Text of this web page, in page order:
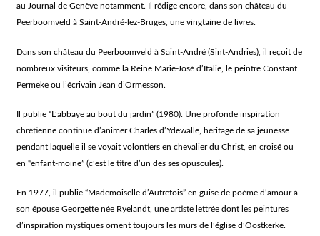
au Journal de Genève notamment. Il rédige encore, dans son château du
Peerboomveld à Saint-André-lez-Bruges, une vingtaine de livres.
Dans son château du Peerboomveld à Saint-André (Sint-Andries), il reçoit de
nombreux visiteurs, comme la Reine Marie-José d’Italie, le peintre Constant
Permeke ou l’écrivain Jean d’Ormesson.
Il publie “L’abbaye au bout du jardin” (1980). Une profonde inspiration
chrétienne continue d’animer Charles d’Ydewalle, héritage de sa jeunesse
pendant laquelle il se voyait volontiers en chevalier du Christ, en croisé ou
en “enfant-moine” (c’est le titre d’un des ses opuscules).
En 1977, il publie “Mademoiselle d’Autrefois” en guise de poème d’amour à
son épouse Georgette née Ryelandt, une artiste lettrée dont les peintures
d’inspiration mystiques ornent toujours les murs de l’église d’Oostkerke.